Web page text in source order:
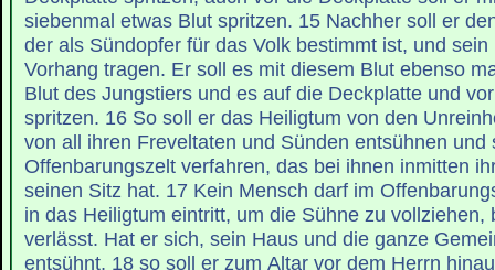
siebenmal etwas Blut spritzen. 15 Nachher soll er
der als Sündopfer für das Volk bestimmt ist, und
Vorhang tragen. Er soll es mit diesem Blut ebenso
Blut des Jungstiers und es auf die Deckplatte und
spritzen. 16 So soll er das Heiligtum von den
von all ihren Freveltaten und Sünden entsühnen und
Offenbarungszelt verfahren, das bei ihnen inmitten
seinen Sitz hat. 17 Kein Mensch darf im
in das Heiligtum eintritt, um die Sühne zu vollziehen,
verlässt. Hat er sich, sein Haus und die ganze
entsühnt, 18 so soll er zum Altar vor dem Herrn